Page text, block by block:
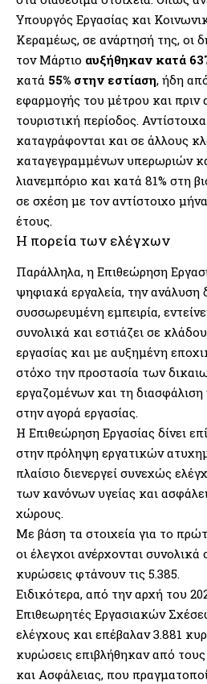
Υπουργός Εργασίας και
Κεραμέως, σε ανάρτησή της, οι
τον Μάρτιο αυξήθηκαν κατά
κατά 55% στην εστίαση, ήδη
εφαρμογής του μέτρου και πριν
τουριστική περίοδος.
καταγράφονται και σε άλλους
καταγεγραμμένων υπερωριών
λιανεμπόριο και κατά 81% στη
σε σχέση με τον αντίστοιχο
έτους.
Η πορεία των ελέγχων
Παράλληλα, η Επιθεώρηση
ψηφιακά εργαλεία, την ανάλυση
συσσωρευμένη εμπειρία,
συνολικά και εστιάζει σε
εργασίας και με αυξημένη
στόχο την προστασία των
εργαζομένων και τη
στην αγορά εργασίας.
Η Επιθεώρηση Εργασίας δίνει
στην πρόληψη εργατικών
πλαίσιο διενεργεί συνεχώς
των κανόνων υγείας και
χώρους.
Με βάση τα στοιχεία για το
οι έλεγχοι ανέρχονται συνολικά
κυρώσεις φτάνουν τις 5.385.
Ειδικότερα, από την αρχή του
Επιθεωρητές Εργασιακών
ελέγχους και επέβαλαν 3.881
κυρώσεις επιβλήθηκαν από
και Ασφάλειας, που